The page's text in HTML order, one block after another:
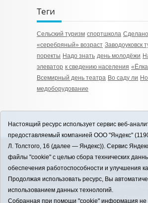
Теги
Сельский туризм спортшкола
«серебряный» возраст Заводоуковск
поректы Надо знать день молодёжи
элеватор к сведению населения
Всемирный день театра Во саду ли
медоборудование
12+
ЗАВОДОУКОВСК online / Новости
Заводоуковского муниципального
Учредитель: АНО "Информационно-
центр "Заводоуковские вести".
Настоящий ресурс использует сервис веб-
предоставляемый компанией ООО "Яндекс"
Л. Толстого, 16 (далее — Яндекс)). Сервис
файлы "cookie" с целью сбора технических
обеспечения работоспособности и улучшения
Продолжая использовать ресурс, Вы
использованием данных технологий.
Собранная при помощи "cookie" информация не